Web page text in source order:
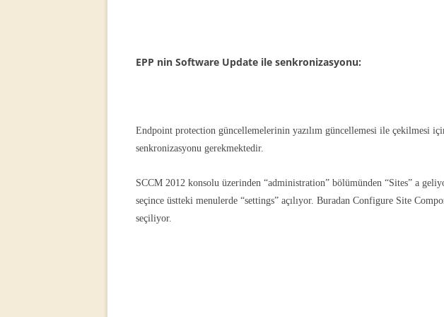
EPP nin Software Update ile senkronizasyonu:
Endpoint protection güncellemelerinin yazılım güncellemesi ile çekilmesi
senkronizasyonu gerekmektedir.
SCCM 2012 konsolu üzerinden “administration” bölümünden “Sites” a
seçince üstteki menulerde “settings” açılıyor. Buradan Configure Site
seçiliyor.